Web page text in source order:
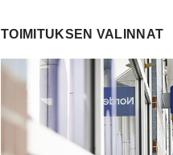
TOIMITUKSEN VALINNAT